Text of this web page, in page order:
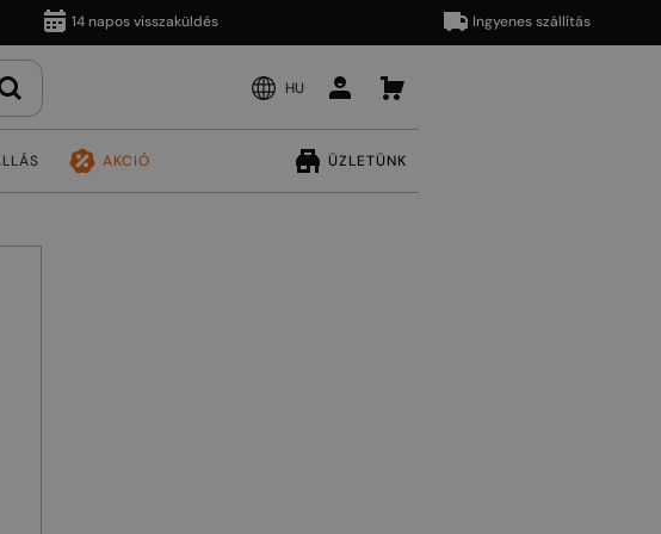
14 napos visszaküldés Ingyenes szállítás
HU
AKCIÓ ÜZLETÜNK